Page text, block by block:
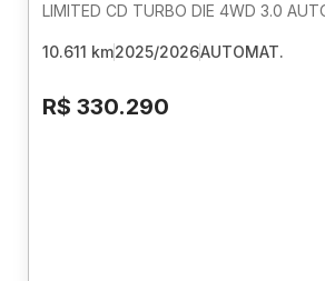
10.611 km2025/2026AUTOMAT.
R$ 330.290